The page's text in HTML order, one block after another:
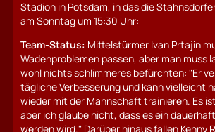
Stadion in Potsdam, in das die
am Sonntag um 15:30 Uhr:
Team-Status: Mittelstürmer Ivan Prtajin
Wadenproblemen passen, aber man muss
wohl nichts schlimmeres befürchten: "Er
tägliche Verbesserung und kann vielleicht
wieder mit der Mannschaft trainieren. Es
aber ich glaube nicht, dass es ein
werden wird." Darüber hinaus fallen Kenny